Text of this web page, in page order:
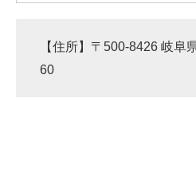
【住所】〒500-8426 岐阜
60